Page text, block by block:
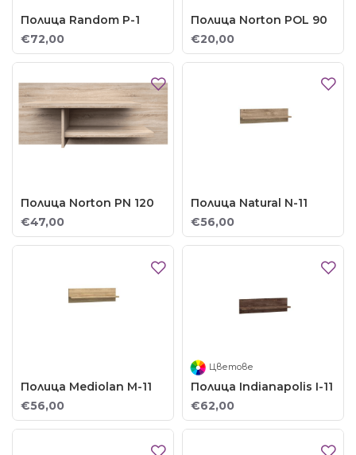
Полица Random P-1
€72,00
Полица Norton POL 90
€20,00
Полица Norton PN 120
€47,00
Полица Natural N-11
€56,00
Полица Mediolan M-11
€56,00
Цветове
Полица Indianapolis I-11
€62,00